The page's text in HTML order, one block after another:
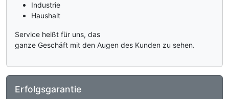
Industrie
Haushalt
Service heißt für uns, das
ganze Geschäft mit den Augen des Kunden zu sehen.
Erfolgsgarantie